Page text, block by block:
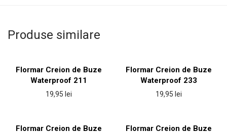
Produse similare
Flormar Creion de Buze
Waterproof 211
19,95 lei
Flormar Creion de Buze
Waterproof 233
19,95 lei
Flormar Creion de Buze
Flormar Creion de Buze